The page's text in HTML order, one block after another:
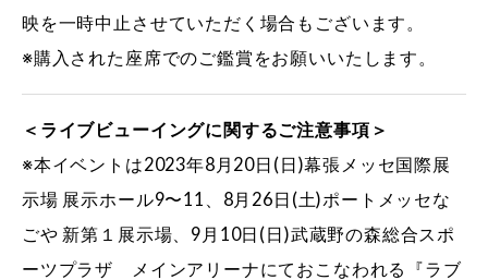
映を一時中止させていただく場合もございます。
※購入された座席でのご鑑賞をお願いいたします。
＜ライブビューイングに関するご注意事項＞
※本イベントは2023年8月20日(日)幕張メッセ国際展
示場 展示ホール9〜11、8月26日(土)ポートメッセな
ごや 新第１展示場、9月10日(日)武蔵野の森総合スポ
ーツプラザ メインアリーナにておこなわれる『ラブ